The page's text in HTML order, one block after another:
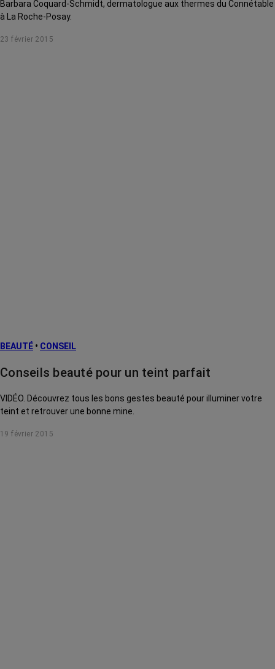
Barbara Coquard-Schmidt, dermatologue aux thermes du Connétable
à La Roche-Posay.
23 février 2015
BEAUTÉ • CONSEIL
Conseils beauté pour un teint parfait
VIDÉO. Découvrez tous les bons gestes beauté pour illuminer votre
teint et retrouver une bonne mine.
19 février 2015